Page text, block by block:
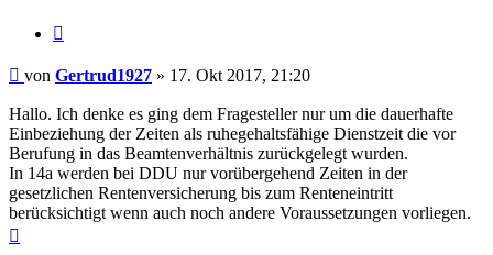
Beitrag
von Gertrud1927 » 17. Okt 2017, 21:20
Hallo. Ich denke es ging dem Fragesteller nur um die dauerhafte
Einbeziehung der Zeiten als ruhegehaltsfähige Dienstzeit die vor
Berufung in das Beamtenverhältnis zurückgelegt wurden.
In 14a werden bei DDU nur vorübergehend Zeiten in der
gesetzlichen Rentenversicherung bis zum Renteneintritt
berücksichtigt wenn auch noch andere Voraussetzungen vorliegen.